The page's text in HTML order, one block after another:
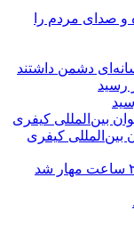
و صدای مردم را
دشمن داشتند